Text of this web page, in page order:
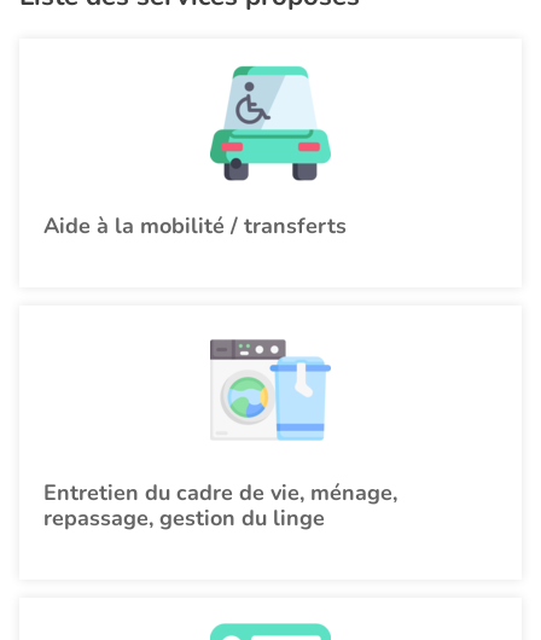
Aide à la mobilité / transferts
Entretien du cadre de vie, ménage,
repassage, gestion du linge